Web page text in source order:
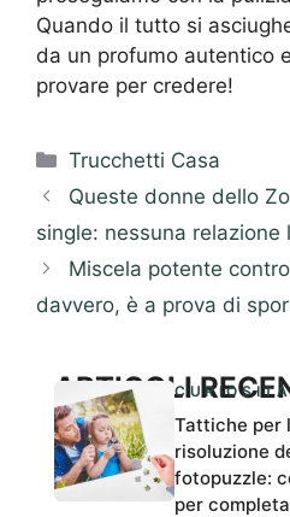
Quando il tutto si
da un profumo autentico
provare per credere!
Categorie
Trucchetti Casa
Queste donne dello
single: nessuna relazione
Miscela potente
davvero, è a prova di
ARTICOLI
Tattiche per
risoluzione
fotopuzzle:
per